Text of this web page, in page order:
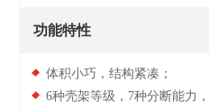
功能特性
体积小巧，结构紧凑；
6种壳架等级，7种分断能力